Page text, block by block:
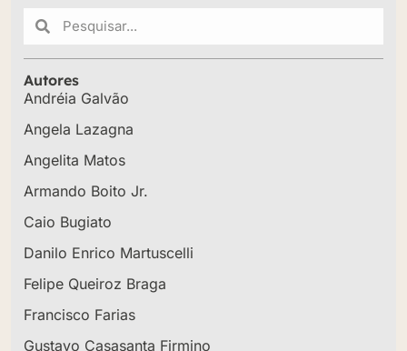
Autores
Andréia Galvão
Angela Lazagna
Angelita Matos
Armando Boito Jr.
Caio Bugiato
Danilo Enrico Martuscelli
Felipe Queiroz Braga
Francisco Farias
Gustavo Casasanta Firmino